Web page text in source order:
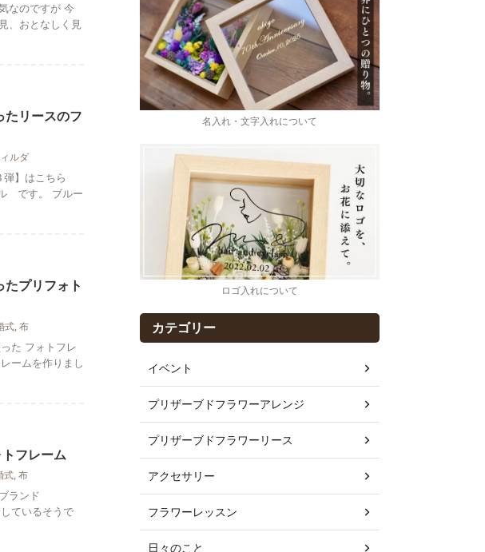
なのですが 今
、おとなしく見
たリースのフ
ルダ
弾】はこちら
です。 ブルー
たプリフォト
式 布
た フォトフレ
ームを作りまし
フレーム
式 布
ランド
ているそうで
名入れ・文字入れについて
ロゴ入れについて
カテゴリー
イベント
プリザーブドフラワーアレンジ
プリザーブドフラワーリース
アクセサリー
フラワーレッスン
日々のこと